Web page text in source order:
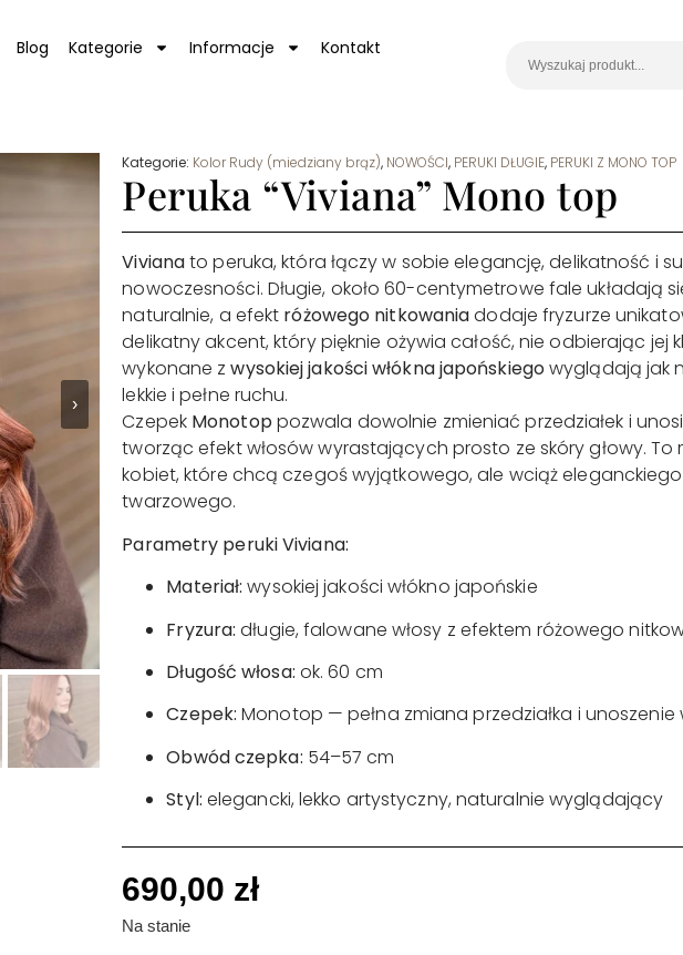
Blog Kategorie Informacje Kontakt
›
Kategorie: Kolor Rudy (miedziany brąz), NOWOŚCI, PERUKI DŁUGIE, PERUKI Z MONO TOP
Peruka “Viviana” Mono top
Vivianato peruka, która łączy w sobie elegancję, delikatność i
nowoczesności. Długie, około 60-centymetrowe fale układają
naturalnie, a efekt różowego nitkowaniadodaje fryzurze
delikatny akcent, który pięknie ożywia całość, nie odbierając jej
wykonane zwysokiej jakości włókna japońskiegowyglądają jak
lekkie i pełne ruchu.
Czepek Monotoppozwala dowolnie zmieniać przedziałek i
tworząc efekt włosów wyrastających prosto ze skóry głowy.
kobiet, które chcą czegoś wyjątkowego, ale wciąż
twarzowego.
Parametry peruki Viviana:
Materiał: wysokiej jakości włókno japońskie
Fryzura: długie, falowane włosy z efektem różowego
Długość włosa: ok. 60 cm
Czepek: Monotop — pełna zmiana przedziałka i
Obwód czepka: 54–57 cm
Styl: elegancki, lekko artystyczny, naturalnie wyglądający
690,00 zł
Na stanie